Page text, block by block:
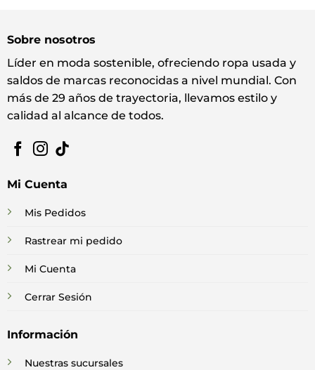
Sobre nosotros
Líder en moda sostenible, ofreciendo ropa usada y
saldos de marcas reconocidas a nivel mundial. Con
más de 29 años de trayectoria, llevamos estilo y
calidad al alcance de todos.
Mi Cuenta
Mis Pedidos
Rastrear mi pedido
Mi Cuenta
Cerrar Sesión
Información
Nuestras sucursales